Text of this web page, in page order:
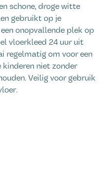
schone, droge witte
gebruikt op je
onopvallende plek op
vloerkleed 24 uur uit
regelmatig om voor een
niet zonder
Veilig voor gebruik